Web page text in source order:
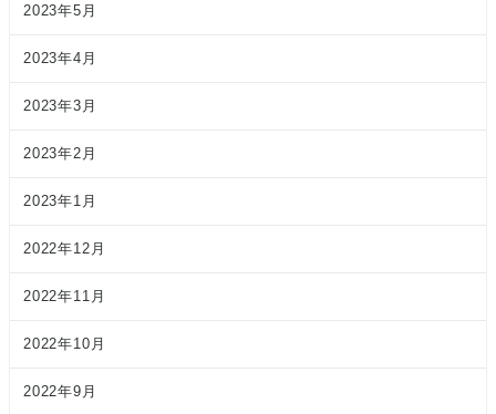
2023年5月
2023年4月
2023年3月
2023年2月
2023年1月
2022年12月
2022年11月
2022年10月
2022年9月